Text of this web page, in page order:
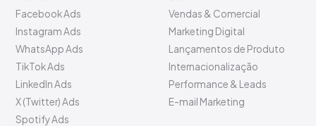
Facebook Ads
Instagram Ads
WhatsApp Ads
TikTok Ads
LinkedIn Ads
X (Twitter) Ads
Spotify Ads
Vendas & Comercial
Marketing Digital
Lançamentos de Produto
Internacionalização
Performance & Leads
E-mail Marketing